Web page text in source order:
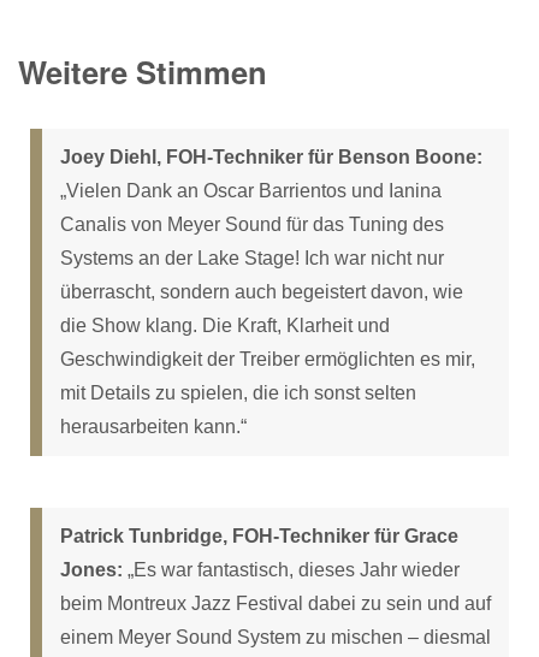
Weitere Stimmen
Joey Diehl, FOH-Techniker für Benson Boone:
„Vielen Dank an Oscar Barrientos und Ianina
Canalis von Meyer Sound für das Tuning des
Systems an der Lake Stage! Ich war nicht nur
überrascht, sondern auch begeistert davon, wie
die Show klang. Die Kraft, Klarheit und
Geschwindigkeit der Treiber ermöglichten es mir,
mit Details zu spielen, die ich sonst selten
herausarbeiten kann.“
Patrick Tunbridge, FOH-Techniker für Grace
Jones: „Es war fantastisch, dieses Jahr wieder
beim Montreux Jazz Festival dabei zu sein und auf
einem Meyer Sound System zu mischen – diesmal